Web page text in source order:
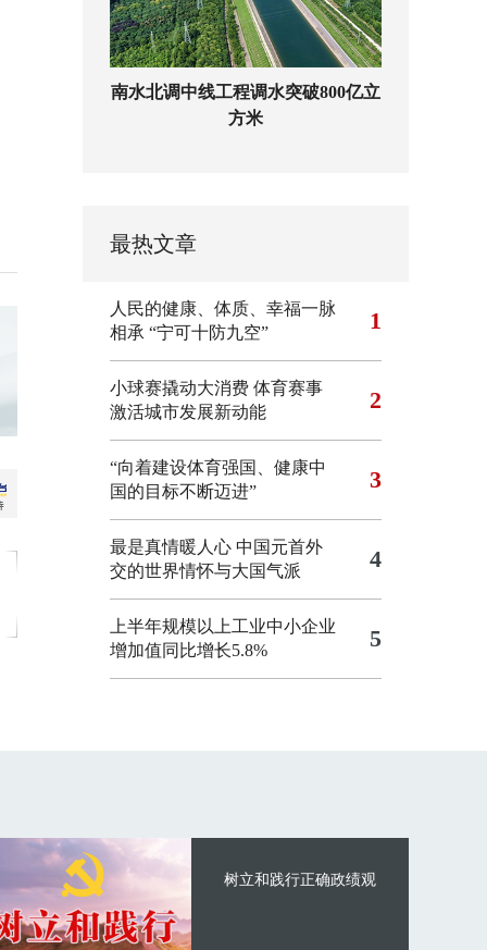
南水北调中线工程调水突破800亿立
方米
最热文章
人民的健康、体质、幸福一脉
相承 “宁可十防九空” 1
小球赛撬动大消费 体育赛事
激活城市发展新动能
2
“向着建设体育强国、健康中
国的目标不断迈进”
3
最是真情暖人心 中国元首外
交的世界情怀与大国气派
4
上半年规模以上工业中小企业
增加值同比增长5.8%
5
树立和践行正确政绩观